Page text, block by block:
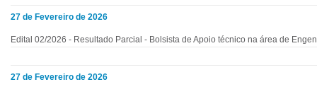
27 de Fevereiro de 2026
Edital 02/2026 - Resultado Parcial - Bolsista de Apoio técnico na área de
27 de Fevereiro de 2026